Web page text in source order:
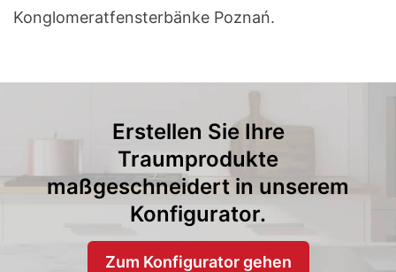
Konglomeratfensterbänke Poznań.
Erstellen Sie Ihre
Traumprodukte
maßgeschneidert in unserem
Konfigurator.
Zum Konfigurator gehen